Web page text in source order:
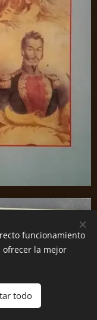
funcionamiento
ofrecer la mejor
todo